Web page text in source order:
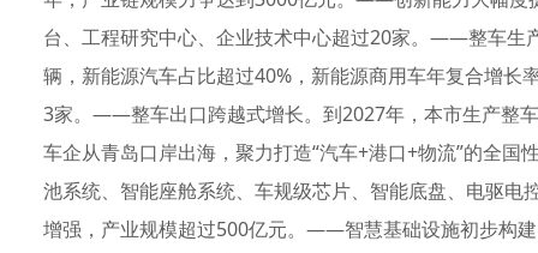
台、工程研究中心、企业技术中心超过20家。——整车生
辆，新能源汽车占比超过40%，新能源商用车年复合增
3家。——整车出口跨越式增长。到2027年，本市生产整
车企从青岛口岸出海，聚力打造“汽车+港口+物流”的全
池系统、智能座舱系统、车规级芯片、智能底盘、电驱电
增强，产业规模超过500亿元。——智慧基础设施初步构